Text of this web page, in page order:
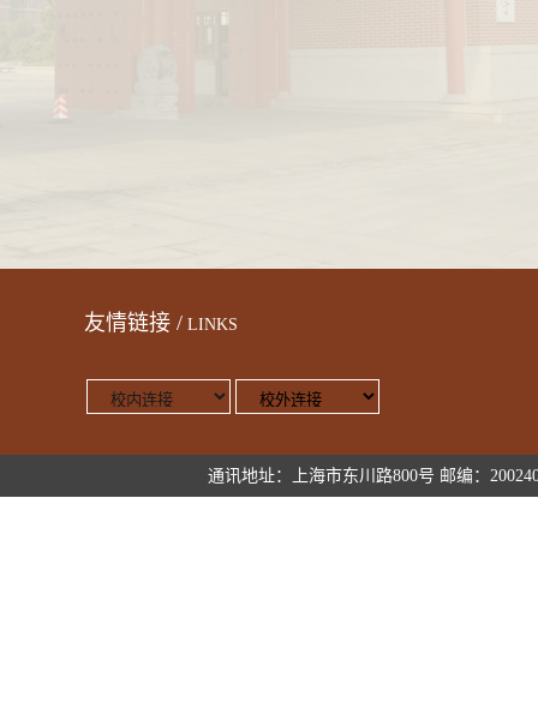
友情链接 / LINKS
通讯地址：上海市东川路800号 邮编：